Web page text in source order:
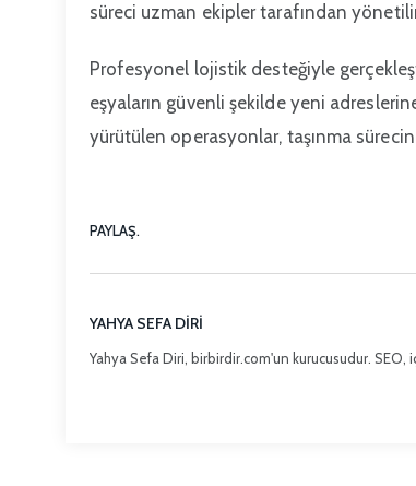
süreci uzman ekipler tarafından
Profesyonel lojistik desteğiyle
eşyaların güvenli şekilde yeni
yürütülen operasyonlar, taşınma
PAYLAŞ.
YAHYA SEFA DIRI
Yahya Sefa Diri, birbirdir.com'un kurucusudur.